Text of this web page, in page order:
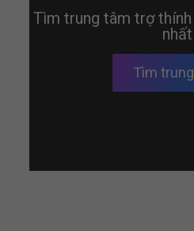
Tìm trung tâm trợ
nhất
Tìm